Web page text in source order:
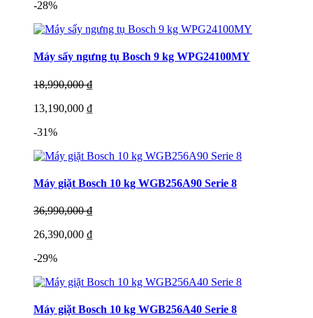
-28%
Máy sấy ngưng tụ Bosch 9 kg WPG24100MY
18,990,000 ₫
13,190,000 ₫
-31%
Máy giặt Bosch 10 kg WGB256A90 Serie 8
36,990,000 ₫
26,390,000 ₫
-29%
Máy giặt Bosch 10 kg WGB256A40 Serie 8